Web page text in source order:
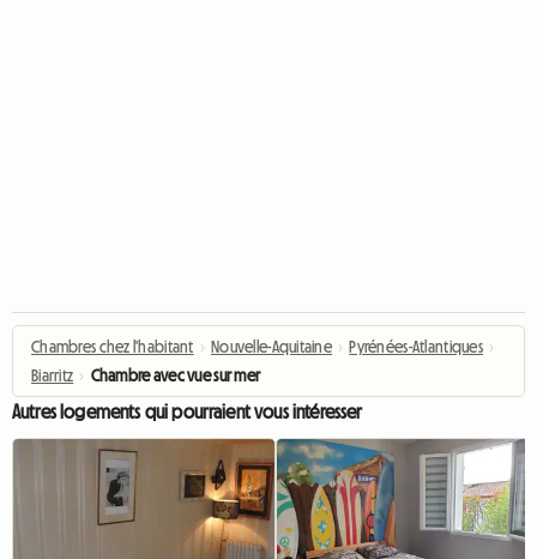
Chambres chez l'habitant › Nouvelle-Aquitaine › Pyrénées-Atlantiques ›
Biarritz › Chambre avec vue sur mer
Autres logements qui pourraient vous intéresser